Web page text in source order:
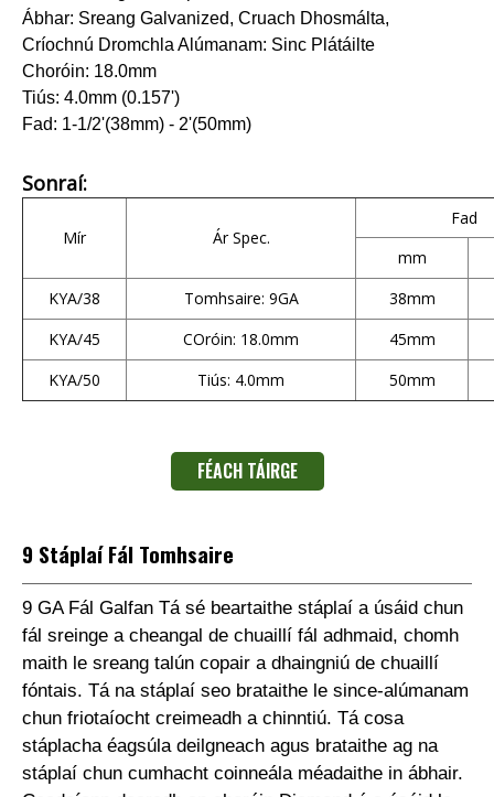
Ábhar: Sreang Galvanized, Cruach Dhosmálta,
Críochnú Dromchla Alúmanam: Sinc Plátáilte
Choróin: 18.0mm
Tiús: 4.0mm (0.157')
Fad: 1-1/2'(38mm) - 2'(50mm)
Sonraí:
Mír Ár Spec.
Fad
mm
KYA/38
Tomhsaire: 9GA
38mm
KYA/45
COróin: 18.0mm
45mm
KYA/50
Tiús: 4.0mm 50mm
FÉACH TÁIRGE
9 Stáplaí Fál Tomhsaire
9 GA Fál Galfan Tá sé beartaithe stáplaí a úsáid chun
fál sreinge a cheangal de chuaillí fál adhmaid, chomh
maith le sreang talún copair a dhaingniú de chuaillí
fóntais. Tá na stáplaí seo brataithe le since-alúmanam
chun friotaíocht creimeadh a chinntiú. Tá cosa
stáplacha éagsúla deilgneach agus brataithe ag na
stáplaí chun cumhacht coinneála méadaithe in ábhair.